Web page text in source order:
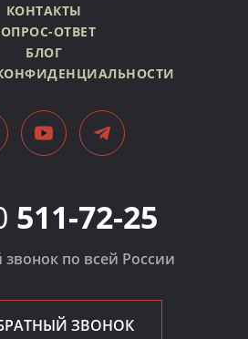
КОНТАКТЫ
ОТВЕТ
БЛОГ
511-72-25
по всей России
ЗВОНОК